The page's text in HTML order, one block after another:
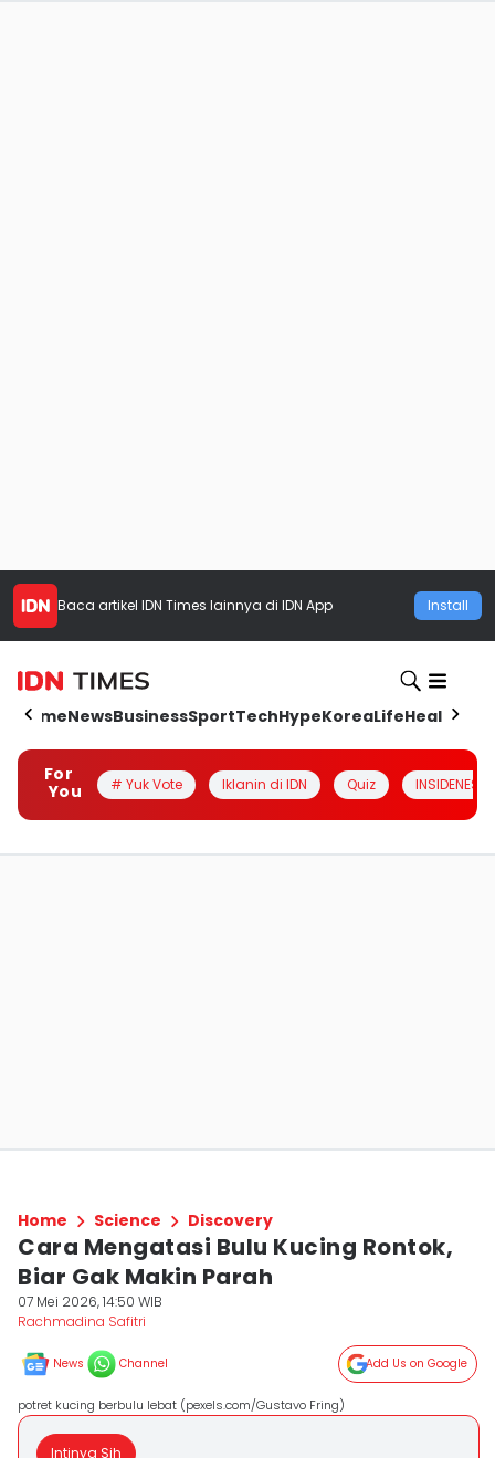
Baca artikel IDN Times lainnya di IDN App Install
HomeNewsBusinessSportTechHypeKoreaLifeHealth
For
You
# Yuk Vote Iklanin di IDN Quiz INSIDENESIA
Home Science Discovery
Cara Mengatasi Bulu Kucing Rontok,
Biar Gak Makin Parah
07 Mei 2026, 14:50 WIB
Rachmadina Safitri
News Channel Add Us on Google
potret kucing berbulu lebat (pexels.com/Gustavo Fring)
Intinya Sih